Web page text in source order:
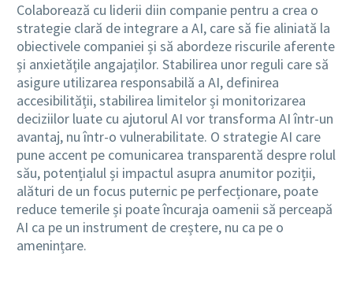
Colaborează cu liderii diin companie pentru a crea o
strategie clară de integrare a AI, care să fie aliniată la
obiectivele companiei și să abordeze riscurile aferente
și anxietățile angajaților. Stabilirea unor reguli care să
asigure utilizarea responsabilă a AI, definirea
accesibilității, stabilirea limitelor și monitorizarea
deciziilor luate cu ajutorul AI vor transforma AI într-un
avantaj, nu într-o vulnerabilitate. O strategie AI care
pune accent pe comunicarea transparentă despre rolul
său, potențialul și impactul asupra anumitor poziții,
alături de un focus puternic pe perfecționare, poate
reduce temerile și poate încuraja oamenii să perceapă
AI ca pe un instrument de creștere, nu ca pe o
amenințare.